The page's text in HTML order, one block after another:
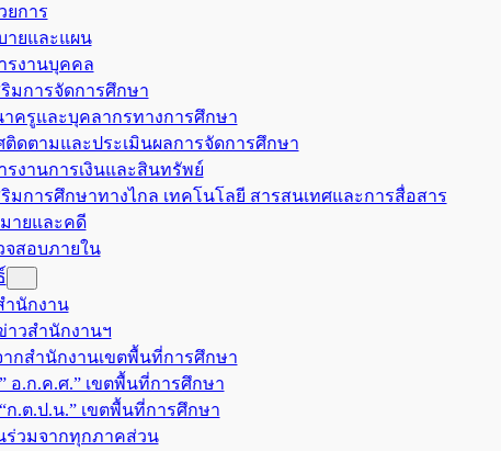
ยการ
ายและแผน
รงานบุคคล
มการจัดการศึกษา
ครูและบุคลากรทางการศึกษา
ติดตามและประเมินผลการจัดการศึกษา
รงานการเงินและสินทรัพย์
มการศึกษาทางไกล เทคโนโลยี สารสนเทศและการสื่อสาร
ายและคดี
จสอบภายใน
ำนักงาน
าวสำนักงานฯ
ากสำนักงานเขตพื้นที่การศึกษา
อ.ก.ค.ศ.” เขตพื้นที่การศึกษา
ก.ต.ป.น.” เขตพื้นที่การศึกษา
ร่วมจากทุกภาคส่วน